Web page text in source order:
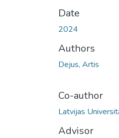
Date
2024
Authors
Dejus, Artis
Co-author
Latvijas
Advisor